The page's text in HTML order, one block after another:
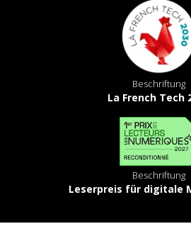
Beschriftung
La French Tech
Beschriftung
Leserpreis für digitale